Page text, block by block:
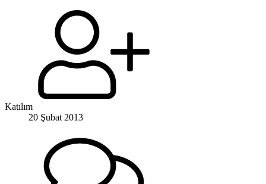
Katılım
20 Şubat 2013